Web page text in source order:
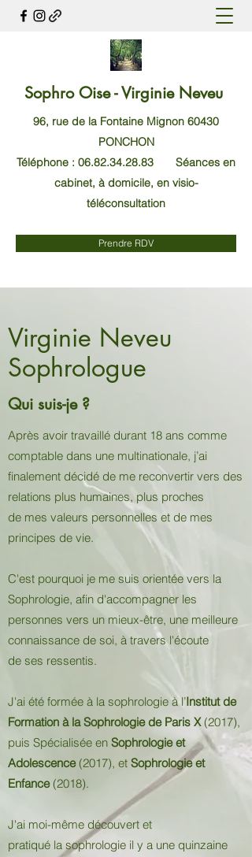
Sophro Oise -Virginie Neveu
96, rue de la Fontaine Mignon 60430
PONCHON
Téléphone : 06.82.34.28.83 Séances en
cabinet, à domicile, en visio-
téléconsultation
Prendre RDV
Virginie Neveu
Sophrologue
Qui suis-je ?
Après avoir travaillé durant 18 ans comme
comptable dans une multinationale, j’ai
finalement décidé de me reconvertir vers des
relations plus humaines, plus proches
de mes valeurs personnelles et de mes
principes de vie.
C'est pourquoi je me suis orientée vers la
Sophrologie, afin d'accompagner les
personnes vers un mieux-être, une meilleure
connaissance de soi, à travers l'écoute
de ses ressentis.
J'ai été formée à la sophrologie à l’Institut de
Formation à la Sophrologie de Paris X(2017),
puis Spécialisée en Sophrologie et
Adolescence(2017), et Sophrologie et
Enfance(2018).
J'ai moi-même découvert et
pratiqué la sophrologie il y a une quinzaine